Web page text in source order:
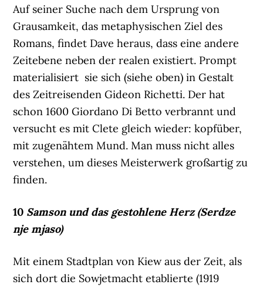
Auf seiner Suche nach dem Ursprung von
Grausamkeit, das metaphysischen Ziel des
Romans, findet Dave heraus, dass eine andere
Zeitebene neben der realen existiert. Prompt
materialisiert sie sich (siehe oben) in Gestalt
des Zeitreisenden Gideon Richetti. Der hat
schon 1600 Giordano Di Betto verbrannt und
versucht es mit Clete gleich wieder: kopfüber,
mit zugenähtem Mund. Man muss nicht alles
verstehen, um dieses Meisterwerk großartig zu
finden.
10 Samson und das gestohlene Herz (Serdze
nje mjaso)
Mit einem Stadtplan von Kiew aus der Zeit, als
sich dort die Sowjetmacht etablierte (1919